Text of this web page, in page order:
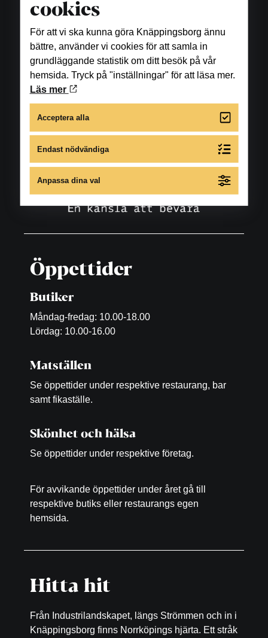
Öppettider
Butiker
Måndag-fredag: 10.00-18.00
Lördag: 10.00-16.00
Matställen
Se öppettider under respektive restaurang, bar
samt fikaställe.
Skönhet och hälsa
Se öppettider under respektive företag.
För avvikande öppettider under året gå till
respektive butiks eller restaurangs egen
hemsida.
Hitta hit
Från Industrilandskapet, längs Strömmen och in i
Knäppingsborg finns Norrköpings hjärta. Ett stråk
cookies
För att vi ska kunna göra Knäppingsborg ännu
bättre, använder vi cookies för att samla in
grundläggande statistik om ditt besök på vår
hemsida. Tryck på "inställningar" för att läsa mer.
Läs mer
Acceptera alla
Endast nödvändiga
Anpassa dina val